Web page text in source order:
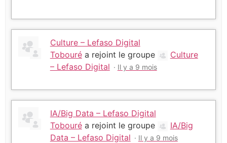
Culture – Lefaso Digital
Tobouréa rejoint le groupe
Culture
– Lefaso Digital
Il y a 9 mois
IA/Big Data – Lefaso Digital
Tobouréa rejoint le groupe
IA/Big
Data – Lefaso Digital
Il y a 9 mois